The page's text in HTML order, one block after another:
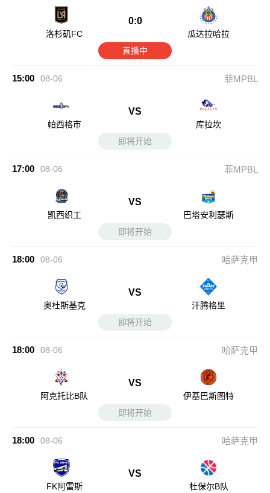
洛杉矶FC
0:0
瓜达拉哈拉
直播中
15:00 08-06 菲MPBL
帕西格市
VS
库拉坎
即将开始
17:00 08-06 菲MPBL
凯西织工
VS
巴塔安利瑟斯
即将开始
18:00 08-06 哈萨克甲
奥杜斯基克
VS
汗腾格里
即将开始
18:00 08-06 哈萨克甲
阿克托比B队
VS
伊基巴斯图特
即将开始
18:00 08-06 哈萨克甲
FK阿雷斯
VS
杜保尔B队